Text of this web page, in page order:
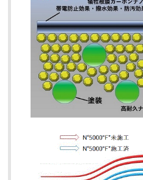
IMAKIRE ナノ金
CLEANSINGTONER（クレ
ナノシルバーコーティング
【№999e“F”】ナノカーボン
【№320“F”】ナノカーボンコ
ーティング剤 特許取得済み
【№5000“F”】ナノダイヤモ